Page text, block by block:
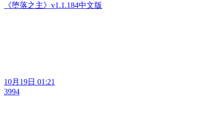
《堕落之主》v1.1.184中文版
10月19日 01:21
3994